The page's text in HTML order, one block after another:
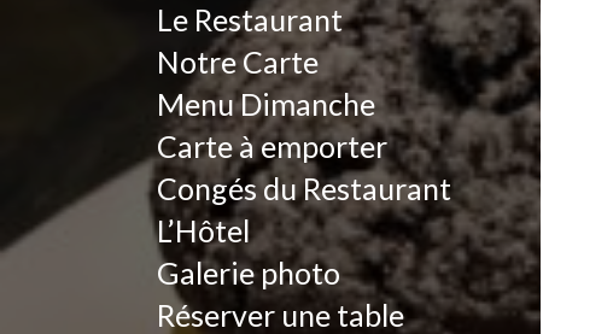
Le Restaurant
Notre Carte
Menu Dimanche
Carte à emporter
Congés du Restaurant
L’Hôtel
Galerie photo
Réserver une table